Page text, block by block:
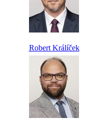
Robert Králíček